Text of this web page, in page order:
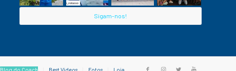
Sigam-nos!
Blog do Coach Best Vídeos Fotos Loja